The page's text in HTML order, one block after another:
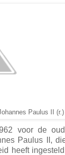
Paulus II (r.)
voor de
Paulus II,
heeft